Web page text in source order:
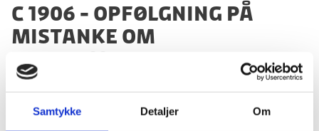
Samtykke Detaljer Om
C 1906 - Opfølgning på
mistanke om
uregelmæssigheder i
forbindelse med Uraia
Trust aktiviteter i Kenya